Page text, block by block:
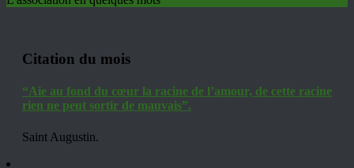
Citation du mois
“Aie au fond du cœur la racine de l’amour, de cette racine
rien ne peut sortir de mauvais”.
Saint Augustin.